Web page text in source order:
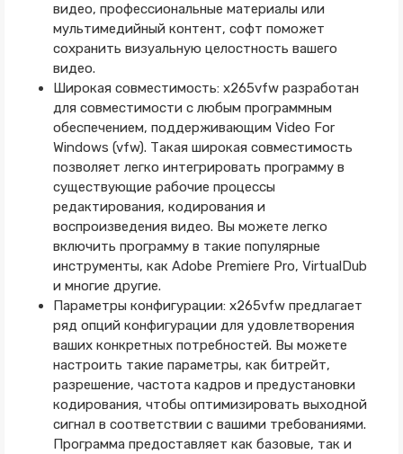
видео, профессиональные материалы или
мультимедийный контент, софт поможет
сохранить визуальную целостность вашего
видео.
Широкая совместимость: x265vfw разработан
для совместимости с любым программным
обеспечением, поддерживающим Video For
Windows (vfw). Такая широкая совместимость
позволяет легко интегрировать программу в
существующие рабочие процессы
редактирования, кодирования и
воспроизведения видео. Вы можете легко
включить программу в такие популярные
инструменты, как Adobe Premiere Pro, VirtualDub
и многие другие.
Параметры конфигурации: x265vfw предлагает
ряд опций конфигурации для удовлетворения
ваших конкретных потребностей. Вы можете
настроить такие параметры, как битрейт,
разрешение, частота кадров и предустановки
кодирования, чтобы оптимизировать выходной
сигнал в соответствии с вашими требованиями.
Программа предоставляет как базовые, так и